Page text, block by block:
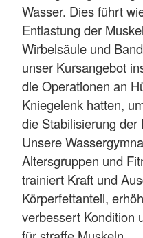
Wasser. Dies führt
Entlastung der
Wirbelsäule und
unser Kursangebot
die Operationen an
Kniegelenk hatten,
die Stabilisierung der
Unsere
Altersgruppen und
trainiert Kraft und
Körperfettanteil,
verbessert Kondition